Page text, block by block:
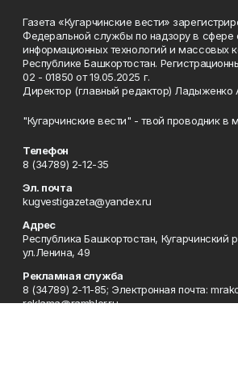
Газета «Кугарчинские вести»
Федеральной службы по надзору в сфере
информационных технологий и массовых
Республике Башкортостан.
02 - 01850 от 19.05.2025 г.
Директор (главный редактор) Ладыженко
"Кугарчинские вести" - твой проводник в
Телефон
8 (34789) 2-12-35
Эл. почта
kugvestigazeta@yandex.ru
Адрес
Республика Башкортостан, Кугарчинский
ул.Ленина, 49
Рекламная служба
8 (34789) 2-11-85; Электронная почта:
reklama@rambler.ru